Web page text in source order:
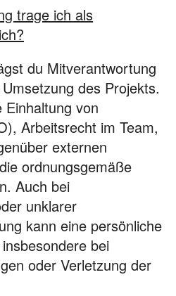
trage ich als
du Mitverantwortung
des Projekts.
Einhaltung von
Arbeitsrecht im Team,
externen
ordnungsgemäße
Auch bei
unklarer
kann eine persönliche
bei
oder Verletzung der